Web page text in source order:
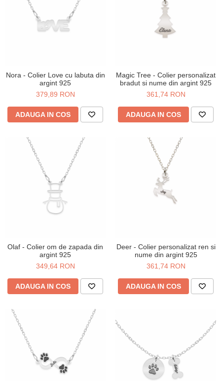
Nora - Colier Love cu labuta din
argint 925
379,89 RON
ADAUGA IN COS
Magic Tree - Colier personalizat
bradut si nume din argint 925
361,74 RON
ADAUGA IN COS
Olaf - Colier om de zapada din
argint 925
349,64 RON
ADAUGA IN COS
Deer - Colier personalizat ren si
nume din argint 925
361,74 RON
ADAUGA IN COS